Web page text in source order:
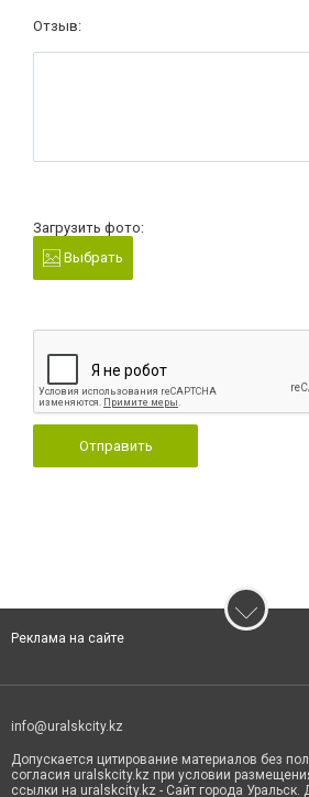
Отзыв:
Загрузить фото:
Выбрать
Отправить
Реклама на сайте
info@uralskcity.kz
Допускается цитирование материалов без
согласия uralskcity.kz при условии
ссылки на uralskcity.kz - Сайт города Уральск.